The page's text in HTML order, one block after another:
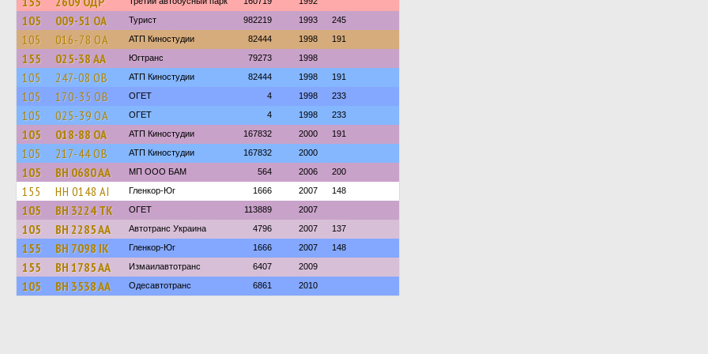
105 009-51 ОА Турист 982219 1993 245
105 016-78 ОА АТП Киностудии 82444 1998 191
155 025-38 АА Югтранс 79273 1998
105 247-08 ОВ АТП Киностудии 82444 1998 191
105 170-35 ОВ ОГЕТ 4 1998 233
105 025-39 ОА ОГЕТ 4 1998 233
105 018-88 ОА АТП Киностудии 167832 2000 191
105 217-44 ОВ АТП Киностудии 167832 2000
105 BH 0680 AA МП ООО БАМ 564 2006 200
155 HH 0148 AI Гленкор-Юг 1666 2007 148
105 BH 3224 TK ОГЕТ 113889 2007
105 BH 2285 AA Автотранс Украина 4796 2007 137
155 BH 7098 IK Гленкор-Юг 1666 2007 148
155 BH 1785 AA Измаилавтотранс 6407 2009
105 BH 3538 AA Одесавтотранс 6861 2010